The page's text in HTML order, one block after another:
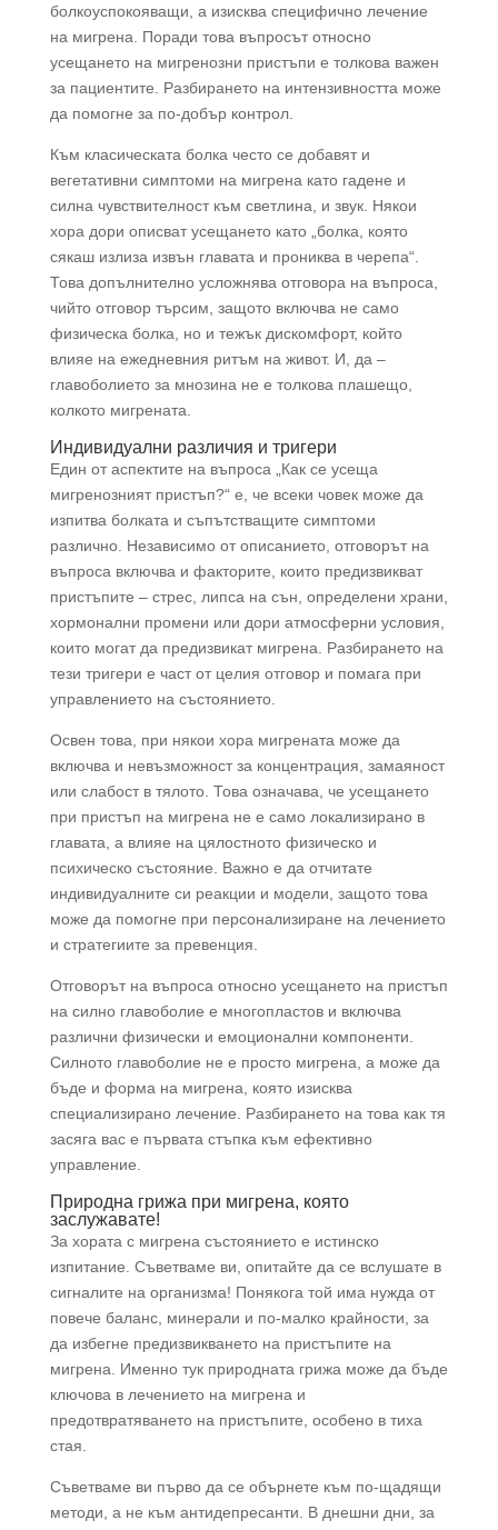
болкоуспокояващи, а изисква специфично лечение
на мигрена. Поради това въпросът относно
усещането на мигренозни пристъпи е толкова важен
за пациентите. Разбирането на интензивността може
да помогне за по-добър контрол.
Към класическата болка често се добавят и
вегетативни симптоми на мигрена като гадене и
силна чувствителност към светлина, и звук. Някои
хора дори описват усещането като „болка, която
сякаш излиза извън главата и прониква в черепа“.
Това допълнително усложнява отговора на въпроса,
чийто отговор търсим, защото включва не само
физическа болка, но и тежък дискомфорт, който
влияе на ежедневния ритъм на живот. И, да –
главоболието за мнозина не е толкова плашещо,
колкото мигрената.
Индивидуални различия и тригери
Един от аспектите на въпроса „Как се усеща
мигренозният пристъп?“ е, че всеки човек може да
изпитва болката и съпътстващите симптоми
различно. Независимо от описанието, отговорът на
въпроса включва и факторите, които предизвикват
пристъпите – стрес, липса на сън, определени храни,
хормонални промени или дори атмосферни условия,
които могат да предизвикат мигрена. Разбирането на
тези тригери е част от целия отговор и помага при
управлението на състоянието.
Освен това, при някои хора мигрената може да
включва и невъзможност за концентрация, замаяност
или слабост в тялото. Това означава, че усещането
при пристъп на мигрена не е само локализирано в
главата, а влияе на цялостното физическо и
психическо състояние. Важно е да отчитате
индивидуалните си реакции и модели, защото това
може да помогне при персонализиране на лечението
и стратегиите за превенция.
Отговорът на въпроса относно усещането на пристъп
на силно главоболие е многопластов и включва
различни физически и емоционални компоненти.
Силното главоболие не е просто мигрена, а може да
бъде и форма на мигрена, която изисква
специализирано лечение. Разбирането на това как тя
засяга вас е първата стъпка към ефективно
управление.
Природна грижа при мигрена, която
заслужавате!
За хората с мигрена състоянието е истинско
изпитание. Съветваме ви, опитайте да се вслушате в
сигналите на организма! Понякога той има нужда от
повече баланс, минерали и по-малко крайности, за
да избегне предизвикването на пристъпите на
мигрена. Именно тук природната грижа може да бъде
ключова в лечението на мигрена и
предотвратяването на пристъпите, особено в тиха
стая.
Съветваме ви първо да се обърнете към по-щадящи
методи, а не към антидепресанти. В днешни дни, за